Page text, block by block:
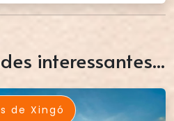
interessantes...
de Xingó